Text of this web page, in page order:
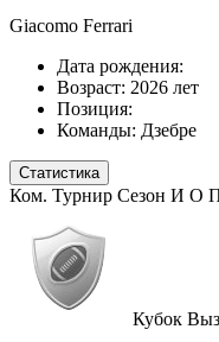
Giacomo Ferrari
Дата рождения:
Возраст: 2026 лет
Позиция:
Команды: Дзебре
Статистика
Ком. Турнир Сезон И О
Кубок